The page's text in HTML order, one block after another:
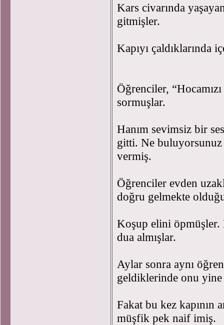
Kars civarında
gitmişler.
Kapıyı çaldıklarında
Öğrenciler,
sormuşlar.
Hanım sevimsiz bir
gitti. Ne
vermiş.
Öğrenciler evden
doğru gelmekte
Koşup elini
dua almışlar.
Aylar sonra aynı
geldiklerinde onu
Fakat bu kez kapının
müşfik pek naif imiş.